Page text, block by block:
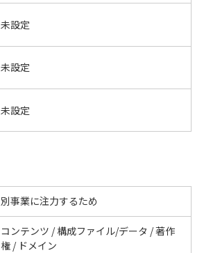
未設定
未設定
未設定
別事業に注力するため
コンテンツ / 構成ファイル/データ / 著作
権 / ドメイン